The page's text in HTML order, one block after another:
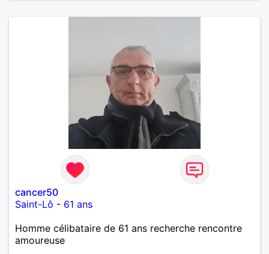
cancer50
Saint-Lô - 61 ans
Homme célibataire de 61 ans recherche rencontre
amoureuse